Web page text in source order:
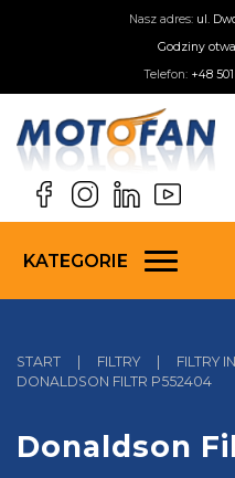
Nasz adres: ul.
Godziny
Telefon: +48
KATEGORIE
START | FILTRY | FILTRY
DONALDSON FILTR P552404
Donaldson